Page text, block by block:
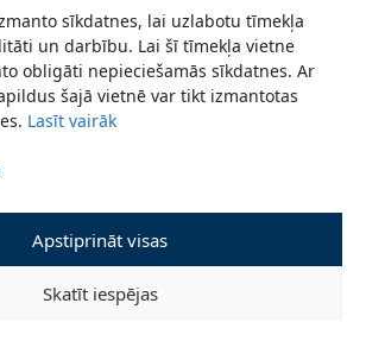
sīkdatnes, lai uzlabotu tīmekļa
un darbību. Lai šī tīmekļa vietne
obligāti nepieciešamās sīkdatnes. Ar
šajā vietnē var tikt izmantotas
Lasīt vairāk
Apstiprināt visas
Skatīt iespējas
Valmieras novada pašvaldība